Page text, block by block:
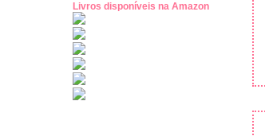
Livros disponíveis na Amazon